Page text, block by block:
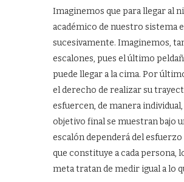
Imaginemos que para llegar al
académico de nuestro sistema
sucesivamente. Imaginemos,
escalones, pues el último
puede llegar a la cima. Por
el derecho de realizar su
esfuercen, de manera
objetivo final se muestran bajo
escalón dependerá del
que constituye a cada persona,
meta tratan de medir igual a lo